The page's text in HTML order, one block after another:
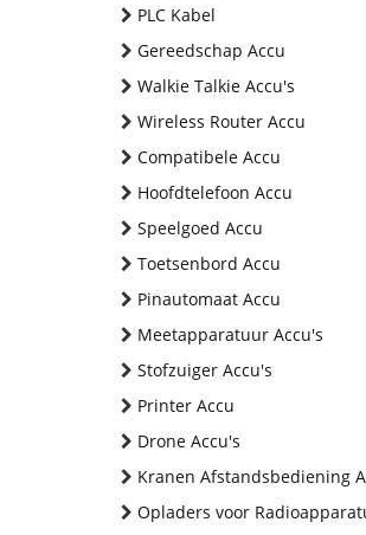
PLC Kabel
Gereedschap Accu
Walkie Talkie Accu's
Wireless Router Accu
Compatibele Accu
Hoofdtelefoon Accu
Speelgoed Accu
Toetsenbord Accu
Pinautomaat Accu
Meetapparatuur Accu's
Stofzuiger Accu's
Printer Accu
Drone Accu's
Kranen Afstandsbediening
Opladers voor